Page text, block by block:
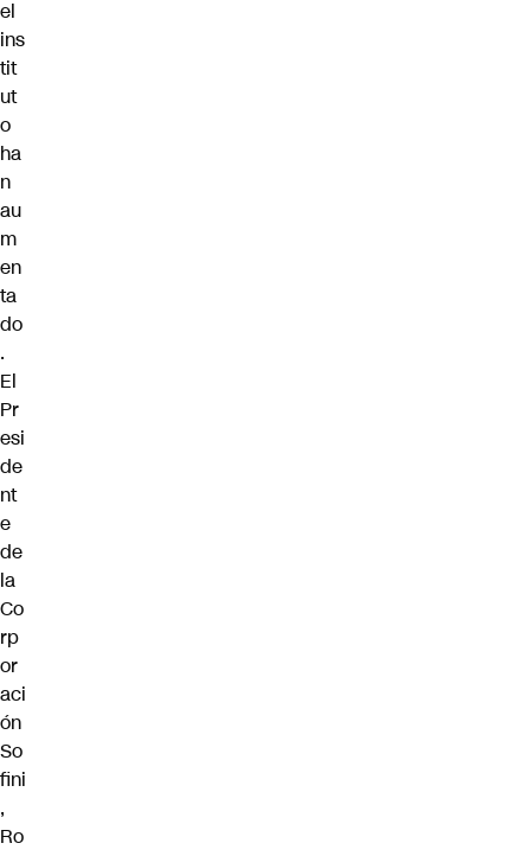
el
ins
tit
ut
o
ha
n
au
m
en
ta
do
.
El
Pr
esi
de
nt
e
de
la
Co
rp
or
aci
ón
So
fini
,
Ro